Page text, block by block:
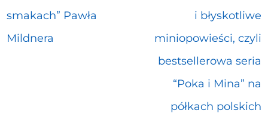
smakach” Pawła
Mildnera
i błyskotliwe
miniopowieści, czyli
bestsellerowa seria
“Poka i Mina” na
półkach polskich